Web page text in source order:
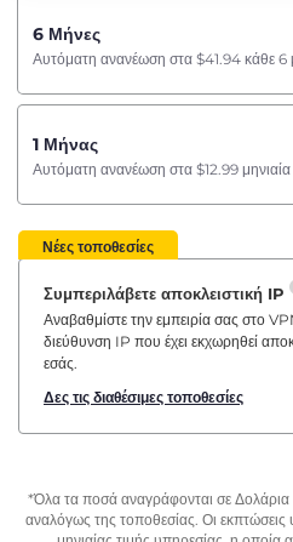
6 Μήνες
Αυτόματη ανανέωση στα $41.94 κάθε 6
1 Μήνας
Αυτόματη ανανέωση στα $12.99 μηνιαία
Νέες τοποθεσίες
Συμπεριλάβετε αποκλειστική IP
Αναβαθμίστε την εμπειρία σας στο
διεύθυνση IP που έχει εκχωρηθεί
εσάς.
Δες τις διαθέσιμες τοποθεσίες
*Όλα τα ποσά αναγράφονται σε
αναλόγως της τοποθεσίας. Οι εκπτώσεις